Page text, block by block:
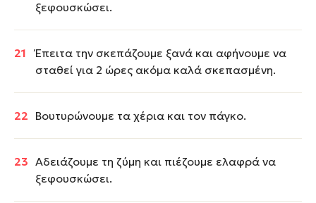
ξεφουσκώσει.
Έπειτα την σκεπάζουμε ξανά και αφήνουμε να
σταθεί για 2 ώρες ακόμα καλά σκεπασμένη.
Βουτυρώνουμε τα χέρια και τον πάγκο.
Αδειάζουμε τη ζύμη και πιέζουμε ελαφρά να
ξεφουσκώσει.